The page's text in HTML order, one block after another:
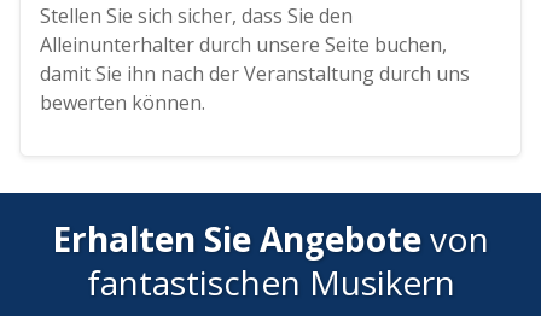
Stellen Sie sich sicher, dass Sie den
Alleinunterhalter durch unsere Seite buchen,
damit Sie ihn nach der Veranstaltung durch uns
bewerten können.
Erhalten Sie Angebotevon
fantastischen Musikern